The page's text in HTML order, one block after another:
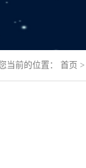
当前的位置： 首页 >